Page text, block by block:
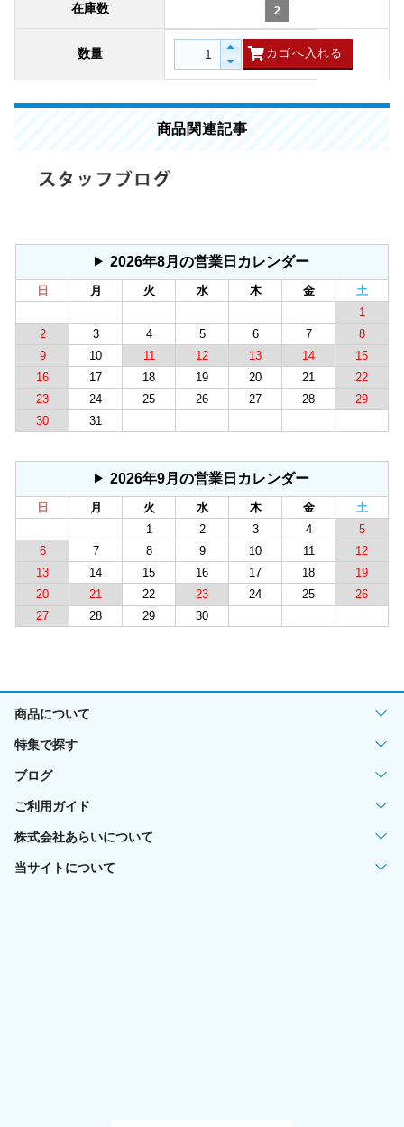
在庫数 2
数量
商品関連記事
2026年8月の営業日カレンダー
日 月 火 水 木 金
土
1
2
3 4 5 6 7
8
9
10 11 12 13 14
15
16
17 18 19 20 21
22
23
24 25 26 27 28
29
30
31
2026年9月の営業日カレンダー
日 月 火 水 木 金
土
1
2 3 4
5
6
7 8 9 10 11
12
13
14 15 16 17 18
19
20
21 22 23 24 25
26
27
28 29 30
商品について
特集で探す
ブログ
ご利用ガイド
株式会社あらいについて
当サイトについて